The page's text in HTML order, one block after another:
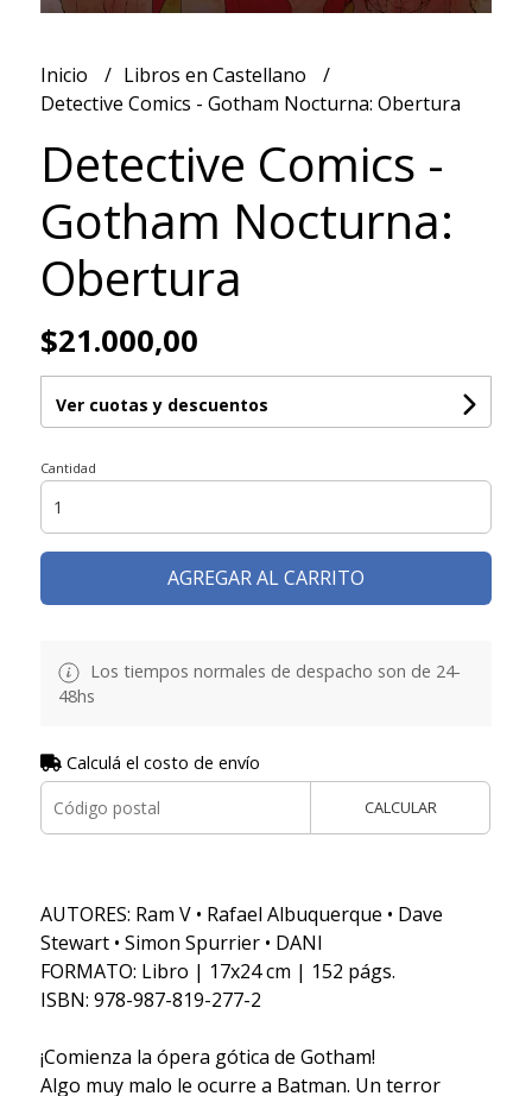
Inicio
Libros en Castellano
Detective Comics - Gotham Nocturna: Obertura
Detective Comics -
Gotham Nocturna:
Obertura
$21.000,00
Ver cuotas y descuentos
Cantidad
AGREGAR AL CARRITO
Los tiempos normales de despacho son de 24-
48hs
Calculá el costo de envío
CALCULAR
AUTORES: Ram V • Rafael Albuquerque • Dave
Stewart • Simon Spurrier • DANI
FORMATO: Libro | 17x24 cm | 152 págs.
ISBN: 978-987-819-277-2
¡Comienza la ópera gótica de Gotham!
Algo muy malo le ocurre a Batman. Un terror